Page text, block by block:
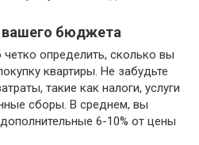
бюджета
определить, сколько вы
квартиры. Не забудьте
такие как налоги, услуги
сборы. В среднем, вы
6-10% от цены